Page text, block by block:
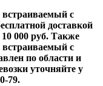
встраиваемый с
доставкой
000 руб. Также
встраиваемый с
по области и
уточняйте у
79.